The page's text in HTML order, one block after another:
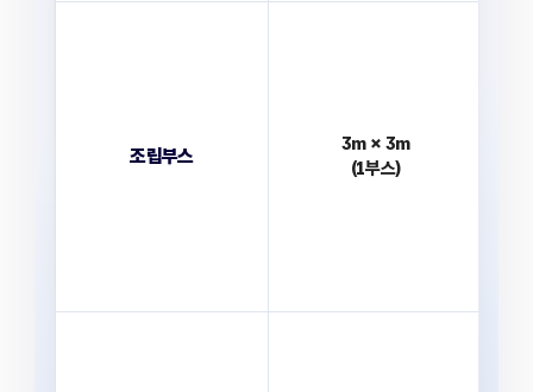
조립부스
3m × 3m
(1부스)